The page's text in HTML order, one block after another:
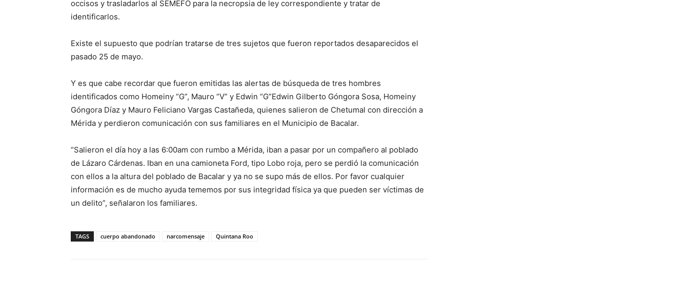
occisos y trasladarlos al SEMEFO para la necropsia de ley correspondiente y tratar de
identificarlos.
Existe el supuesto que podrían tratarse de tres sujetos que fueron reportados desaparecidos el
pasado 25 de mayo.
Y es que cabe recordar que fueron emitidas las alertas de búsqueda de tres hombres
identificados como Homeiny “G”, Mauro “V” y Edwin “G”Edwin Gilberto Góngora Sosa, Homeiny
Góngora Díaz y Mauro Feliciano Vargas Castañeda, quienes salieron de Chetumal con dirección a
Mérida y perdieron comunicación con sus familiares en el Municipio de Bacalar.
“Salieron el día hoy a las 6:00am con rumbo a Mérida, iban a pasar por un compañero al poblado
de Lázaro Cárdenas. Iban en una camioneta Ford, tipo Lobo roja, pero se perdió la comunicación
con ellos a la altura del poblado de Bacalar y ya no se supo más de ellos. Por favor cualquier
información es de mucho ayuda tememos por sus integridad física ya que pueden ser víctimas de
un delito”, señalaron los familiares.
TAGS cuerpo abandonado narcomensaje Quintana Roo